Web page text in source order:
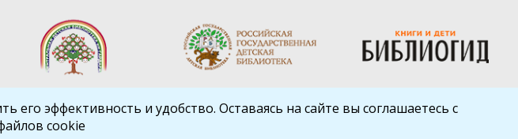
эффективность и удобство. Оставаясь на сайте вы соглашаетесь с
cookie